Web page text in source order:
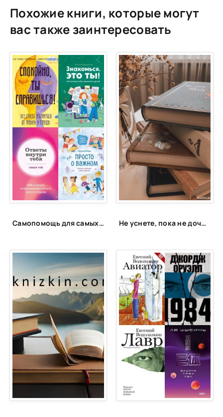
Похожие книги, которые могут
вас также заинтересовать
Самопомощь для самых маленьких Не уснете, пока не дочитаете: 15 книг для запойного чтения